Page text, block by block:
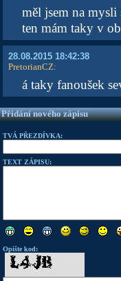
měl jsem na
ten mám taky v
28.08.2015 18:42:38
PretorianCZ:
á taky fanoušek
Přidání nového zápisu
TVÁ PŘEZDÍVKA:
TEXT ZÁPISU:
Opište kod: